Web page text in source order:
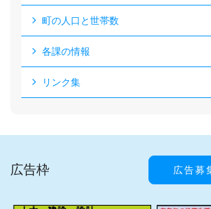
町の人口と世帯数
各課の情報
リンク集
広告枠 広告募